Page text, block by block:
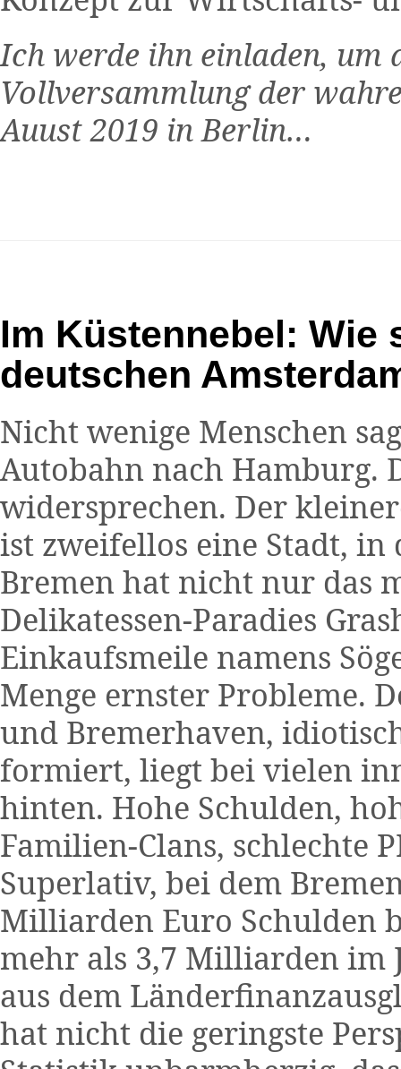
Ich werde ihn einladen, um
Vollversammlung der
Auust 2019 in Berlin…
Im Küstennebel: Wie
deutschen
Nicht wenige Menschen
Autobahn nach Hamburg.
widersprechen. Der
ist zweifellos eine Stadt, in
Bremen hat nicht nur das
Delikatessen-Paradies
Einkaufsmeile namens
Menge ernster Probleme.
und Bremerhaven,
formiert, liegt bei vielen
hinten. Hohe Schulden,
Familien-Clans, schlechte
Superlativ, bei dem
Milliarden Euro Schulden
mehr als 3,7 Milliarden im
aus dem
hat nicht die geringste